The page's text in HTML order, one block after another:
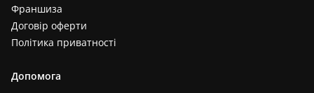
Франшиза
Договір оферти
Політика приватності
Допомога